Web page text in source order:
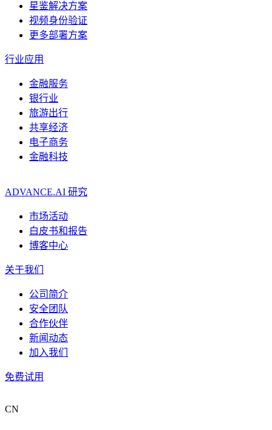
星鉴解决方案
视频身份验证
更多部署方案
行业应用
金融服务
银行业
旅游出行
共享经济
电子商务
金融科技
ADVANCE.AI 研究
市场活动
白皮书和报告
博客中心
关于我们
公司简介
安全团队
合作伙伴
新闻动态
加入我们
免费试用
CN